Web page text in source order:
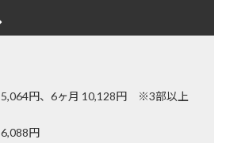
5,064円、6ヶ月 10,128円 ※3部以上
円